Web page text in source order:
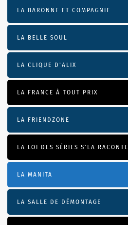
LA BARONNE ET COMPAGNIE
LA BELLE SOUL
LA CLIQUE D'ALIX
LA FRANCE À TOUT PRIX
LA FRIENDZONE
LA LOI DES SÉRIES S'LA RACONTE
LA MANITA
LA SALLE DE DÉMONTAGE